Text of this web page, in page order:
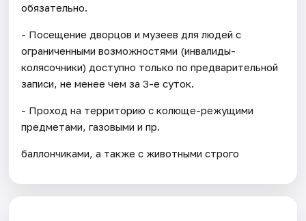
обязательно.
- Посещение дворцов и музеев для людей с
ограниченными возможностями (инвалиды-
колясочники) доступно только по предварительной
записи, не менее чем за 3-е суток.
- Проход на территорию с колюще-режущими
предметами, газовыми и пр.
баллончиками, а также с животными строго